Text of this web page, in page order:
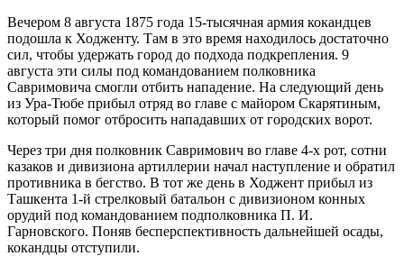
Вечером 8 августа 1875 года 15-тысячная армия кокандцев
подошла к Ходженту. Там в это время находилось достаточно
сил, чтобы удержать город до подхода подкрепления. 9
августа эти силы под командованием полковника
Савримовича смогли отбить нападение. На следующий день
из Ура-Тюбе прибыл отряд во главе с майором Скарятиным,
который помог отбросить нападавших от городских ворот.
Через три дня полковник Савримович во главе 4-х рот, сотни
казаков и дивизиона артиллерии начал наступление и обратил
противника в бегство. В тот же день в Ходжент прибыл из
Ташкента 1-й стрелковый батальон с дивизионом конных
орудий под командованием подполковника П. И.
Гарновского. Поняв бесперспективность дальнейшей осады,
кокандцы отступили.